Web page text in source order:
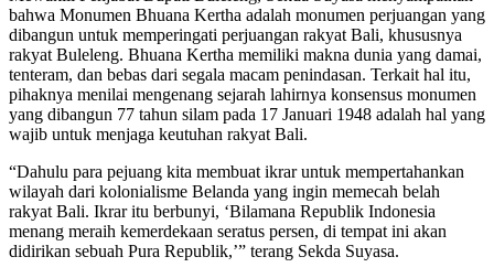
bahwa Monumen Bhuana Kertha adalah monumen perjuangan yang
dibangun untuk memperingati perjuangan rakyat Bali, khususnya
rakyat Buleleng. Bhuana Kertha memiliki makna dunia yang damai,
tenteram, dan bebas dari segala macam penindasan. Terkait hal itu,
pihaknya menilai mengenang sejarah lahirnya konsensus monumen
yang dibangun 77 tahun silam pada 17 Januari 1948 adalah hal yang
wajib untuk menjaga keutuhan rakyat Bali.
“Dahulu para pejuang kita membuat ikrar untuk mempertahankan
wilayah dari kolonialisme Belanda yang ingin memecah belah
rakyat Bali. Ikrar itu berbunyi, ‘Bilamana Republik Indonesia
menang meraih kemerdekaan seratus persen, di tempat ini akan
didirikan sebuah Pura Republik,’” terang Sekda Suyasa.